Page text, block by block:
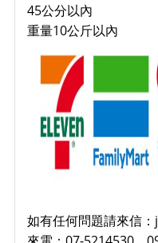
45公分以內
重量10公斤
如有任何問題請來信